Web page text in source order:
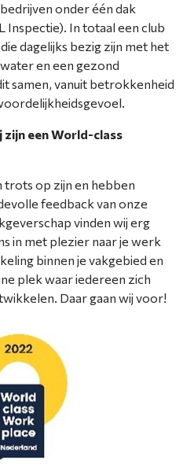
onder één dak
Inspectie). In totaal een club
dagelijks bezig zijn met het
en een gezond
samen, vanuit betrokkenheid
zijn een World-class
trots op zijn en hebben
feedback van onze
vinden wij erg
in met plezier naar je werk
binnen je vakgebied en
plek waar iedereen zich
Daar gaan wij voor!